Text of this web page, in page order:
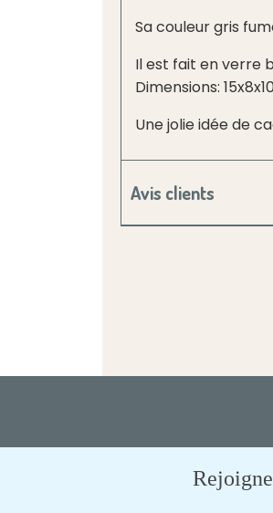
Sa couleur gris
Il est fait en verre
Dimensions:
Une jolie idée de
Avis clients